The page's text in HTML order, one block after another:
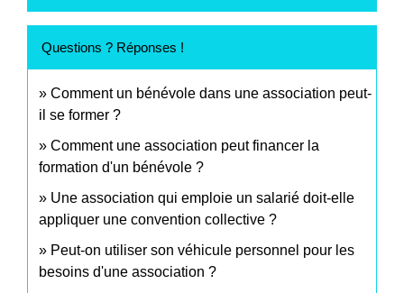
Questions ? Réponses !
Comment un bénévole dans une association peut-
il se former ?
Comment une association peut financer la
formation d'un bénévole ?
Une association qui emploie un salarié doit-elle
appliquer une convention collective ?
Peut-on utiliser son véhicule personnel pour les
besoins d'une association ?